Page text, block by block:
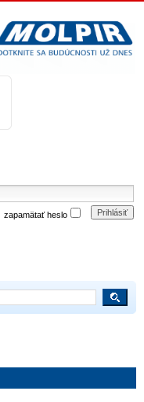
Prihlásiť
zapamätať heslo